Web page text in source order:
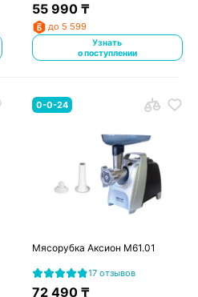
55 990 ₸
до 5 599
Узнать
о поступлении
0-0-24
Мясорубка Аксион М61.01
17 отзывов
72 490 ₸